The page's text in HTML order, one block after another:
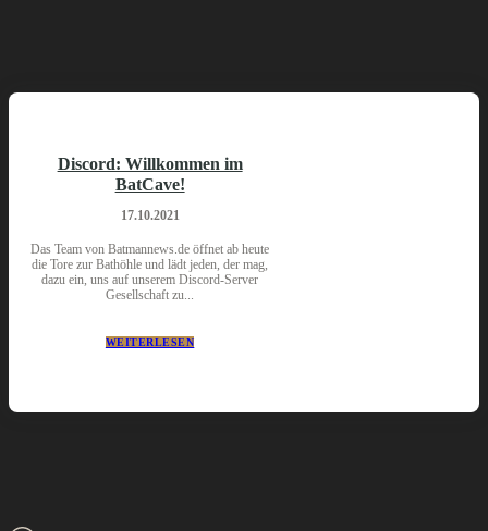
Discord: Willkommen im
BatCave!
17.10.2021
Das Team von Batmannews.de öffnet ab heute
die Tore zur Bathöhle und lädt jeden, der mag,
dazu ein, uns auf unserem Discord-Server
Gesellschaft zu...
WEITERLESEN